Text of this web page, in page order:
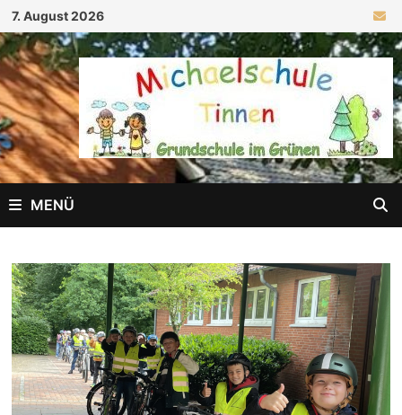
Zum
Inhalt
springen
7. August 2026
MENÜ